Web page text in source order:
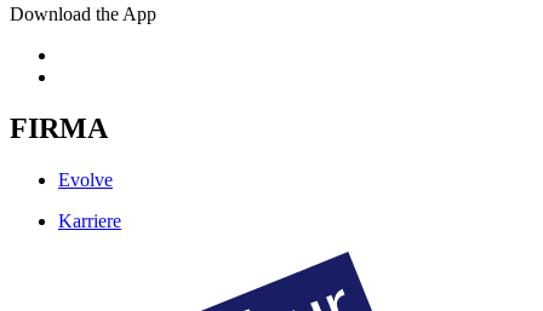
Download the App
FIRMA
Evolve
Karriere